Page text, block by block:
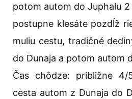
potom autom do Juphalu
postupne klesáte pozdĺž
muliu cestu, tradičné
do Dunaja a potom autom
Čas chôdze: približne
cesta autom z Dunaja do